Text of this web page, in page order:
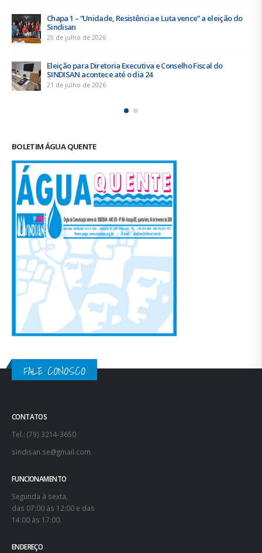
a eleição do
Fiscal do
Urbanitários participam de reunião do
Saneamento do ConCidades
Trabalhadores da Iguá Sergipe
empresa para o ACT 2026-2027
BOLETIM ÁGUA QUENTE
FALE CONOSCO
Tel.: (79) 3214-3650
sindisan.se@gmail.com
Segunda à sexta,
das 07:00 às 12:00 e das
14:00 às 17:00.